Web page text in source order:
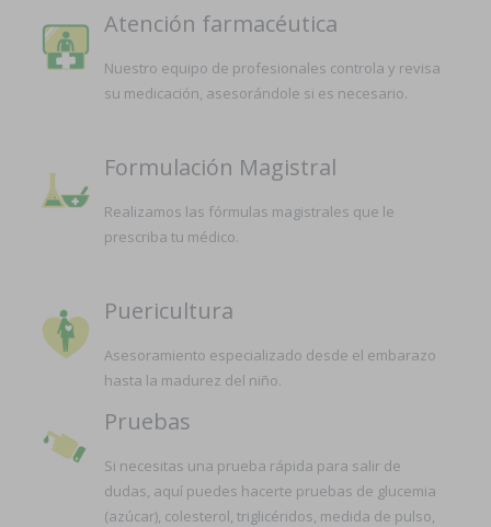
Atención farmacéutica
Nuestro equipo de profesionales controla y revisa
su medicación, asesorándole si es necesario.
Formulación Magistral
Realizamos las fórmulas magistrales que le
prescriba tu médico.
Puericultura
Asesoramiento especializado desde el embarazo
hasta la madurez del niño.
Pruebas
Si necesitas una prueba rápida para salir de
dudas, aquí puedes hacerte pruebas de glucemia
(azúcar), colesterol, triglicéridos, medida de pulso,